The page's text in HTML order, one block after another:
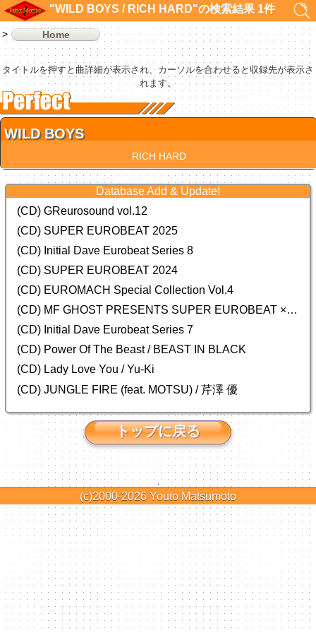
"WILD BOYS / RICH HARD"の検索結果 1件
Home
タイトルを押すと曲詳細が表示され、カーソルを合わせると収録先が表示さ
れます。
WILD BOYS
RICH HARD
Database Add & Update!
(CD) GReurosound vol.12
(CD) SUPER EUROBEAT 2025
(CD) Initial Dave Eurobeat Series 8
(CD) SUPER EUROBEAT 2024
(CD) EUROMACH Special Collection Vol.4
(CD) MF GHOST PRESENTS SUPER EUROBEAT × ORIGINAL SOUNDTRACK NEW COLLECTION
(CD) Initial Dave Eurobeat Series 7
(CD) Power Of The Beast / BEAST IN BLACK
(CD) Lady Love You / Yu-Ki
(CD) JUNGLE FIRE (feat. MOTSU) / 芹澤 優
トップに戻る
(c)2000-2026 Youto Matsumoto